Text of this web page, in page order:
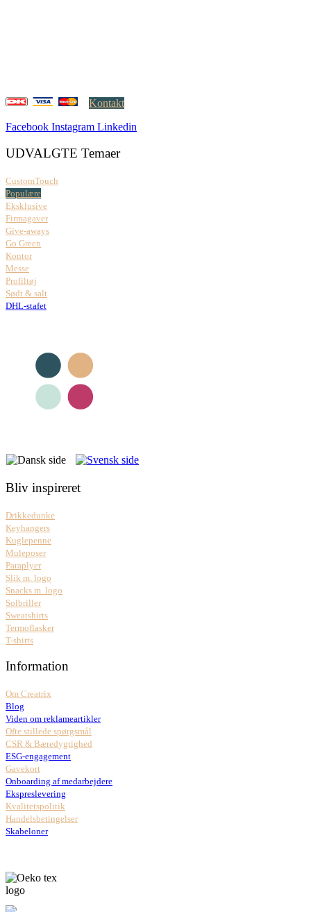
Kontakt
Facebook Instagram Linkedin
UDVALGTE Temaer
CustomTouch
Populære
Eksklusive
Firmagaver
Give-aways
Go Green
Kontor
Messe
Profiltøj
Sødt & salt
DHL-stafet
Bliv inspireret
Drikkedunke
Keyhangers
Kuglepenne
Muleposer
Paraplyer
Slik m. logo
Snacks m. logo
Solbriller
Sweatshirts
Termoflasker
T-shirts
Information
Om Creatrix
Blog
Viden om reklameartikler
Ofte stillede spørgsmål
CSR & Bæredygtighed
ESG-engagement
Gavekort
Onboarding af medarbejdere
Ekspreslevering
Kvalitetspolitik
Handelsbetingelser
Skabeloner